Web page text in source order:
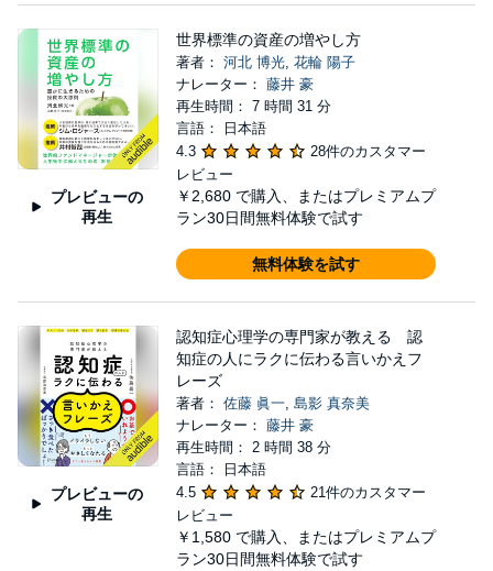
プレビューの
再生
世界標準の資産の増やし方
著者： 河北 博光, 花輪 陽子
ナレーター： 藤井 豪
再生時間： 7 時間 31 分
言語： 日本語
4.3
28件のカスタマー
レビュー
￥2,680 で購入、またはプレミアムプ
ラン30日間無料体験で試す
無料体験を試す
プレビューの
再生
認知症心理学の専門家が教える 認
知症の人にラクに伝わる言いかえフ
レーズ
著者： 佐藤 眞一, 島影 真奈美
ナレーター： 藤井 豪
再生時間： 2 時間 38 分
言語： 日本語
4.5
21件のカスタマー
レビュー
￥1,580 で購入、またはプレミアムプ
ラン30日間無料体験で試す